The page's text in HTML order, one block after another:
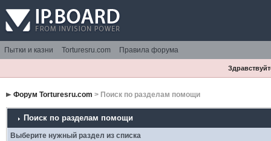
Пытки и казни Torturesru.com Правила форума
Форум Torturesru.com > Поиск по разделам помощи
Поиск по разделам помощи
Выберите нужный раздел из списка